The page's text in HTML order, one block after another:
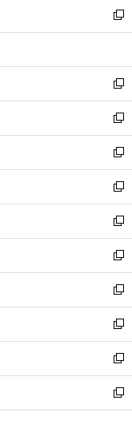
く
で
開
ド
ウ
開
く
ィ
ン
ウ
で
開
く
い
ウ
ン
ド
ウ
で
開
く
新
し
ウ
ィ
ン
ド
ウ
で
開
く
新
し
い
ウ
ィ
ン
ド
ウ
で
開
く
新
し
い
ウ
ィ
ン
ド
ウ
で
開
く
新
し
い
ウ
ィ
ン
ド
ウ
で
開
く
新
し
い
ウ
ィ
ン
ド
ウ
で
開
く
新
し
い
ウ
ィ
ン
ド
ウ
で
開
く
新
し
い
ウ
ィ
ン
ド
ウ
で
開
新
し
い
ウ
ィ
ン
ド
ウ
新
し
い
ウ
ィ
ン
新
し
い
ウ
新
し